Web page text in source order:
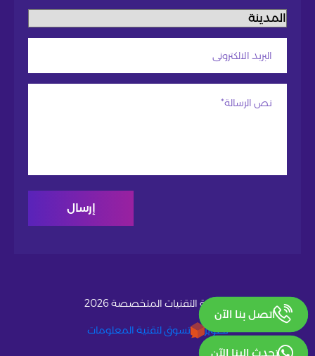
© شركة التقنيات المتخصصة 2026
تطوير تسوق لتقنية المعلومات
تحدث الينا الآن
اتصل بنا الآن